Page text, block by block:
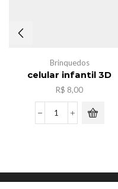
Brinquedos
celular infantil 3D
R$ 8,00
celular